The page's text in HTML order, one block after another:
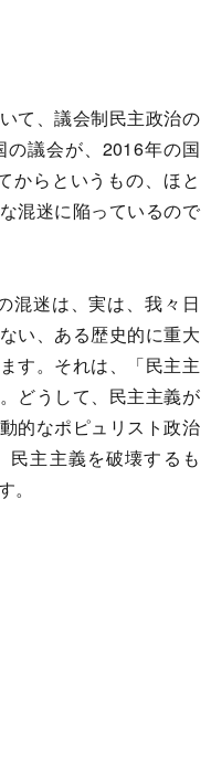
て、議会制民主政治の
議会が、2016年の国
からというもの、ほと
混迷に陥っているので
混迷は、実は、我々日
い、ある歴史的に重大
す。それは、「民主主
どうして、民主主義が
的なポピュリスト政治
民主主義を破壊するも